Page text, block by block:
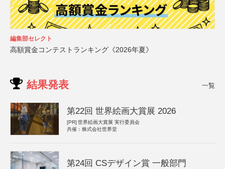
編集部セレクト
高額賞金コンテストランキング《2026年夏》
結果発表 一覧
第22回 世界絵画大賞展 2026
[PR] 世界絵画大賞展 実行委員会
共催：株式会社世界堂
第24回 CSデザイン賞 一般部門